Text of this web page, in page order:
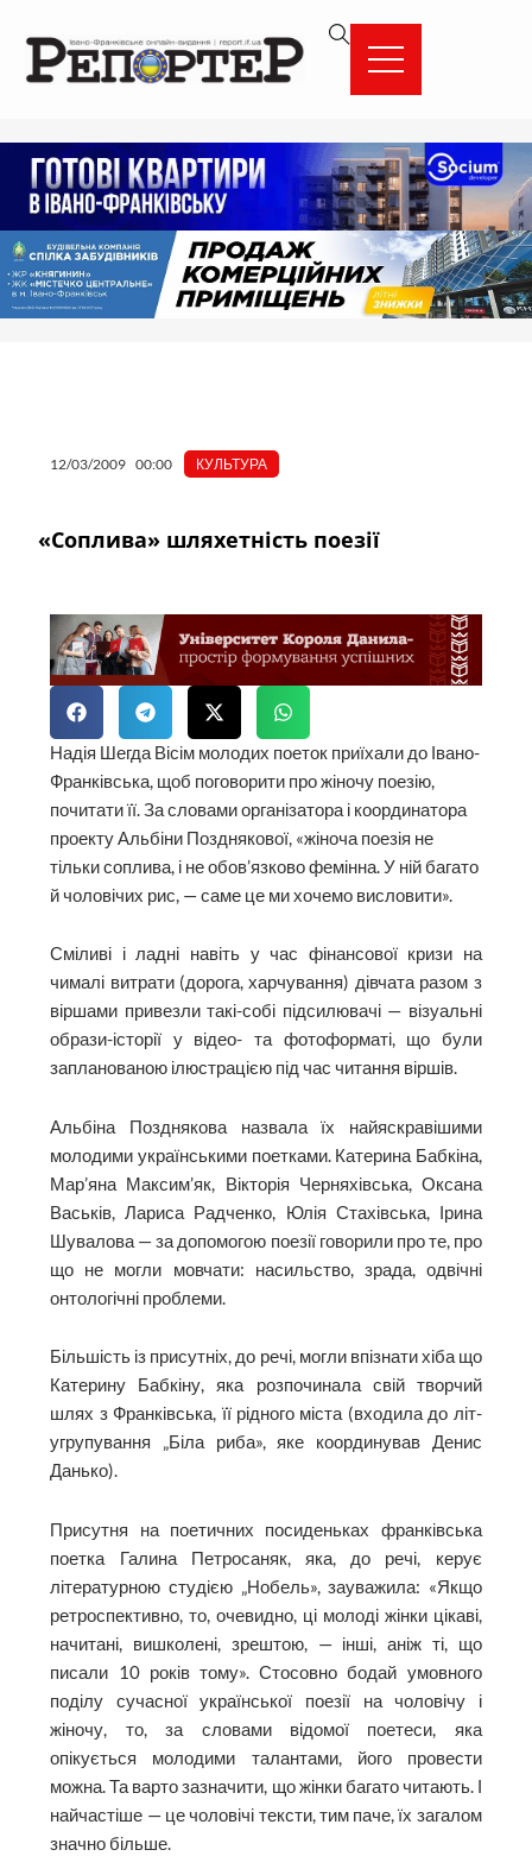
вмісту
12/03/2009 00:00 КУЛЬТУРА
«Соплива» шляхетність поезії
Надія Шегда Вісім молодих поеток приїхали до Івано-
Франківська, щоб поговорити про жіночу поезію,
почитати її. За словами організатора і координатора
проекту Альбіни Позднякової, «жіноча поезія не
тільки соплива, і не обов’язково фемінна. У ній багато
й чоловічих рис, — саме це ми хочемо висловити».
Сміливі і ладні навіть у час фінансової кризи на
чималі витрати (дорога, харчування) дівчата разом з
віршами привезли такі-собі підсилювачі — візуальні
образи-історії у відео- та фотоформаті, що були
запланованою ілюстрацією під час читання віршів.
Альбіна Позднякова назвала їх найяскравішими
молодими українськими поетками. Катерина Бабкіна,
Мар’яна Максим’як, Вікторія Черняхівська, Оксана
Васьків, Лариса Радченко, Юлія Стахівська, Ірина
Шувалова — за допомогою поезії говорили про те, про
що не могли мовчати: насильство, зрада, одвічні
онтологічні проблеми.
Більшість із присутніх, до речі, могли впізнати хіба що
Катерину Бабкіну, яка розпочинала свій творчий
шлях з Фран­ківська, її рідного міста (входила до літ­
угрупування „Біла риба», яке координував Денис
Данько).
Присутня на поетичних посиденьках франківська
поетка Галина Петросаняк, яка, до речі, керує
літературною студією „Нобель», зауважила: «Якщо
ретроспективно, то, очевидно, ці молоді жінки цікаві,
начитані, вишколені, зрештою, — інші, аніж ті, що
писали 10 років тому». Стосовно бодай умовного
поділу сучасної української поезії на чоловічу і
жіночу, то, за словами відомої поетеси, яка
опікується молодими талантами, його провести
можна. Та варто зазначити, що жінки багато читають. І
найчастіше — це чоловічі тексти, тим паче, їх загалом
значно більше.